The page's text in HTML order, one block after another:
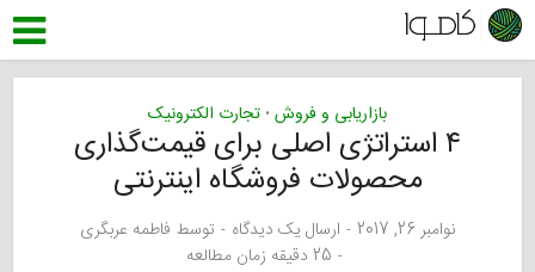
بازاریابی و فروش • تجارت الکترونیک
۴ استراتژی اصلی برای قیمت‌گذاری
محصولات فروشگاه اینترنتی
نوامبر 26, 2017 ارسال یک دیدگاه توسط فاطمه عربگری
25 دقیقه زمان مطالعه